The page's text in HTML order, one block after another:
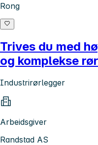
Rong
Trives du med
og komplekse
Industrirørlegger
Arbeidsgiver
Randstad AS